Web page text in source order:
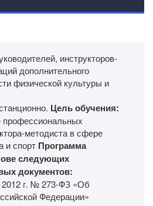
инструкторов-
дополнительного
физической культуры и
Цель обучения:
методиста в сфере
и спорт Программа
следующих
документов:
2012 г. № 273-ФЗ «Об
Федерации»